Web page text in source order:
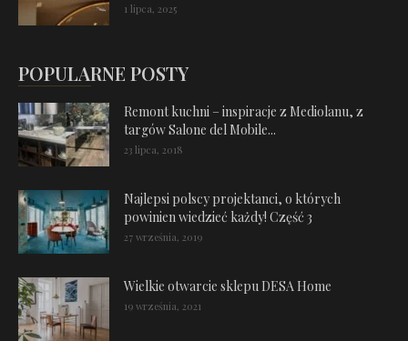
1 lipca, 2025
POPULARNE POSTY
Remont kuchni – inspiracje z Mediolanu, z
targów Salone del Mobile...
23 lipca, 2018
Najlepsi polscy projektanci, o których
powinien wiedzieć każdy! Część 3
27 września, 2019
Wielkie otwarcie sklepu DESA Home
19 września, 2021